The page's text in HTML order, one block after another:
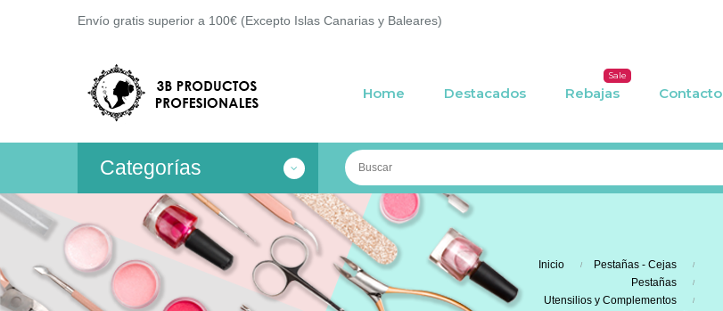
Envío gratis superior a 100€ (Excepto Islas Canarias y Baleares)
Home Destacados Rebajas
Sale
Contacto
Categorías
Inicio
Pestañas - Cejas
Pestañas
Utensilios y Complementos